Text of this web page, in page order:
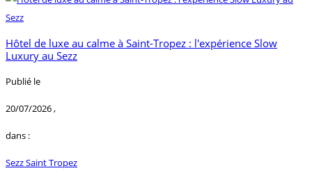
Hôtel de luxe au calme à Saint-Tropez : l'expérience Slow
Luxury au Sezz
Publié le
20/07/2026,
dans :
Sezz Saint Tropez